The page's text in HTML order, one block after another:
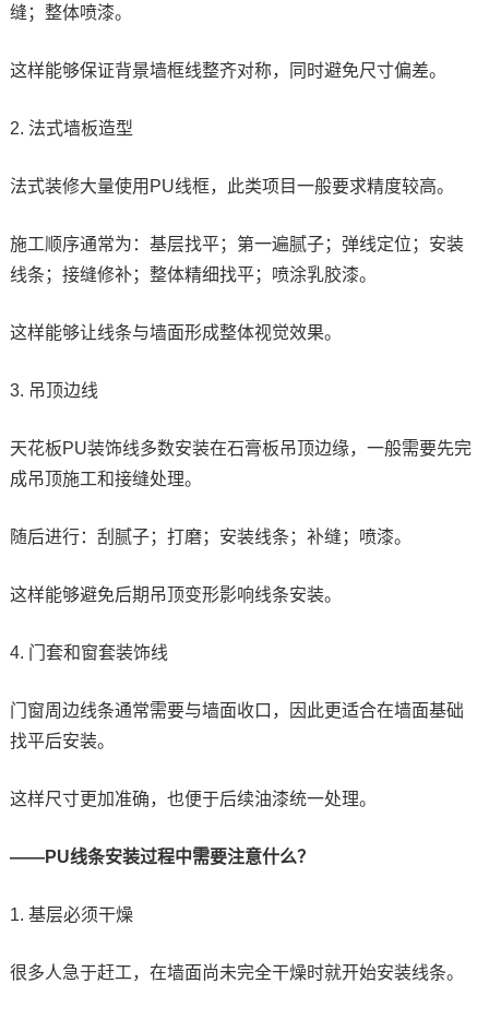
缝；整体喷漆。
这样能够保证背景墙框线整齐对称，同时避免尺寸偏差。
2. 法式墙板造型
法式装修大量使用PU线框，此类项目一般要求精度较高。
施工顺序通常为：基层找平；第一遍腻子；弹线定位；安装
线条；接缝修补；整体精细找平；喷涂乳胶漆。
这样能够让线条与墙面形成整体视觉效果。
3. 吊顶边线
天花板PU装饰线多数安装在石膏板吊顶边缘，一般需要先完
成吊顶施工和接缝处理。
随后进行：刮腻子；打磨；安装线条；补缝；喷漆。
这样能够避免后期吊顶变形影响线条安装。
4. 门套和窗套装饰线
门窗周边线条通常需要与墙面收口，因此更适合在墙面基础
找平后安装。
这样尺寸更加准确，也便于后续油漆统一处理。
——PU线条安装过程中需要注意什么？
1. 基层必须干燥
很多人急于赶工，在墙面尚未完全干燥时就开始安装线条。